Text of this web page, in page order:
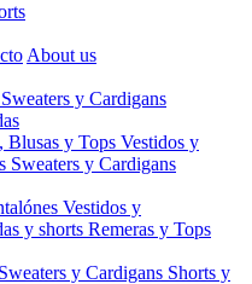
About us
Sweaters y Cardigans
Blusas y Tops Vestidos y
Sweaters y Cardigans
Vestidos y
y shorts Remeras y Tops
Sweaters y Cardigans Shorts y